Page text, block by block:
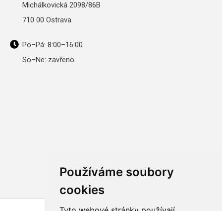
Používáme soubory
cookies
Michálkovická 2098/86B
710 00 Ostrava
Po–Pá: 8:00–16:00
So–Ne: zavřeno